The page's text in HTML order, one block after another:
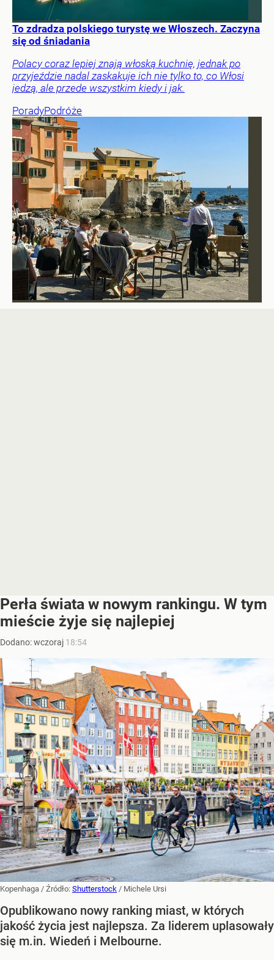
To zdradza polskiego turystę we Włoszech. Zaczyna
się od śniadania
Polacy coraz lepiej znają włoską kuchnię, jednak po
przyjeździe nadal zaskakuje ich nie tylko to, co Włosi
jedzą, ale przede wszystkim kiedy i jak.
PoradyPodróże
Perła świata w nowym rankingu. W tym
mieście żyje się najlepiej
Dodano:wczoraj 18:54
Kopenhaga / Źródło: Shutterstock / Michele Ursi
Opublikowano nowy ranking miast, w których
jakość życia jest najlepsza. Za liderem uplasowały
się m.in. Wiedeń i Melbourne.